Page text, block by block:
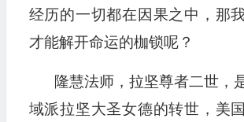
经历的一切都在因果之中，那
才能解开命运的枷锁呢？
隆慧法师，拉坚尊者二世，
域派拉坚大圣女德的转世，美